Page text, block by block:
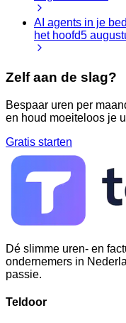
AI agents in je
het hoofd5
Zelf aan de slag?
Bespaar uren per
en houd moeiteloos je
Gratis starten
Dé slimme uren- en
ondernemers in
passie.
Teldoor